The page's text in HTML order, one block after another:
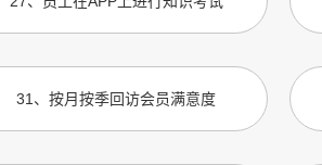
31 、 按月按季回访会员满意度